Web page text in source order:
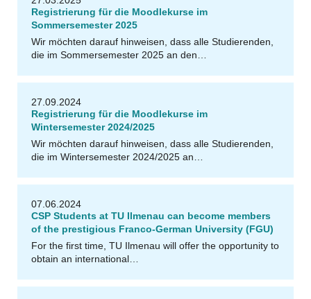
Registrierung für die Moodlekurse im
Sommersemester 2025
Wir möchten darauf hinweisen, dass alle Studierenden,
die im Sommersemester 2025 an den…
27.09.2024
Registrierung für die Moodlekurse im
Wintersemester 2024/2025
Wir möchten darauf hinweisen, dass alle Studierenden,
die im Wintersemester 2024/2025 an…
07.06.2024
CSP Students at TU Ilmenau can become members
of the prestigious Franco-German University (FGU)
For the first time, TU Ilmenau will offer the opportunity to
obtain an international…